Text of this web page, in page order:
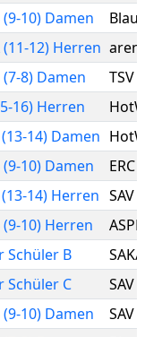
10) Damen
12) Herren
8) Damen
TSV
16) Herren
14) Damen
10) Damen
ERC
14) Herren SAV
10) Herren
Schüler B
Schüler C
SAV
10) Damen
SAV